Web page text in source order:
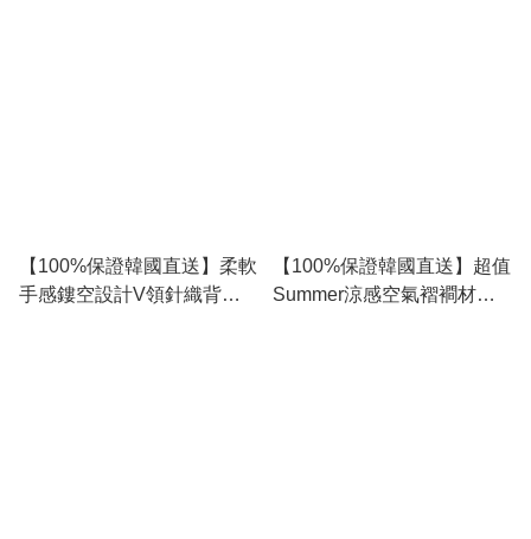
【100%保證韓國直送】柔軟
手感鏤空設計V領針織背心
【100%保證韓國直送】超值
Summer涼感空氣褶襇材質